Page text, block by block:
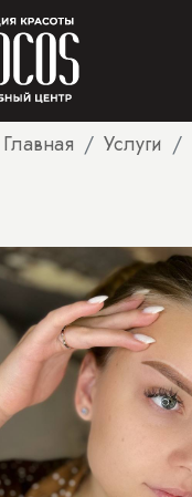
Главная Услуги